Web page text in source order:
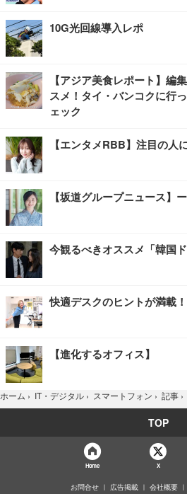
10G光回線導入レポ
【アジア美食レポート】編
スメ！タイ・バンコクに行
ェック
【エンタメRBB】注目の人
【坂道グループニュース】
今観るべきオススメ「韓国ド
快適デスクのヒントが満載
【進化するオフィス】
ホーム › IT・デジタル › スマートフォン › 記事 ›
TOP
Home X
お問合せ 広告掲載 会社概要